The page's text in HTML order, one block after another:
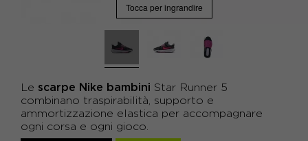
Tocca per ingrandire
Le scarpe Nike bambini Star Runner 5
combinano traspirabilità, supporto e
ammortizzazione elastica per accompagnare
ogni corsa e ogni gioco.